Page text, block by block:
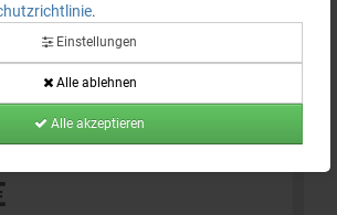
.
Einstellungen
Alle ablehnen
Alle akzeptieren
Auf Lager
BP0370